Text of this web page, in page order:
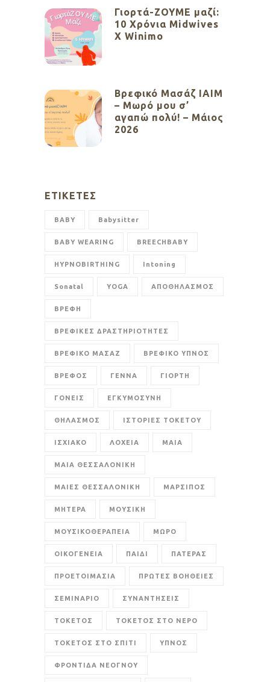
Γιορτά-ΖΟΥΜΕ μαζί:
10 Χρόνια Midwives
X Winimo
Βρεφικό Μασάζ ΙΑΙΜ
– Μωρό μου σ’
αγαπώ πολύ! – Μάιος
2026
ΕΤΙΚΈΤΕΣ
BABY Babysitter
BABY WEARING BREECHBABY
HYPNOBIRTHING Intoning
Sonatal YOGA ΑΠΟΘΗΛΑΣΜΟΣ
ΒΡΕΦΗ
ΒΡΕΦΙΚΕΣ ΔΡΑΣΤΗΡΙΟΤΗΤΕΣ
ΒΡΕΦΙΚΟ ΜΑΣΑΖ ΒΡΕΦΙΚΟ ΥΠΝΟΣ
ΒΡΕΦΟΣ ΓΕΝΝΑ ΓΙΟΡΤΗ
ΓΟΝΕΙΣ ΕΓΚΥΜΟΣΥΝΗ
ΘΗΛΑΣΜΟΣ ΙΣΤΟΡΙΕΣ ΤΟΚΕΤΟΥ
ΙΣΧΙΑΚΟ ΛΟΧΕΙΑ ΜΑΙΑ
ΜΑΙΑ ΘΕΣΣΑΛΟΝΙΚΗ
ΜΑΙΕΣ ΘΕΣΣΑΛΟΝΙΚΗ ΜΑΡΣΙΠΟΣ
ΜΗΤΕΡΑ ΜΟΥΣΙΚΗ
ΜΟΥΣΙΚΟΘΕΡΑΠΕΙΑ ΜΩΡΟ
ΟΙΚΟΓΕΝΕΙΑ ΠΑΙΔΙ ΠΑΤΕΡΑΣ
ΠΡΟΕΤΟΙΜΑΣΙΑ ΠΡΩΤΕΣ ΒΟΗΘΕΙΕΣ
ΣΕΜΙΝΑΡΙΟ ΣΥΝΑΝΤΗΣΕΙΣ
ΤΟΚΕΤΟΣ ΤΟΚΕΤΟΣ ΣΤΟ ΝΕΡΟ
ΤΟΚΕΤΟΣ ΣΤΟ ΣΠΙΤΙ ΥΠΝΟΣ
ΦΡΟΝΤΙΔΑ ΝΕΟΓΝΟΥ